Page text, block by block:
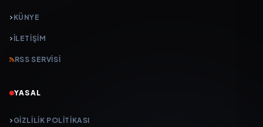
KÜNYE
İLETIŞIM
RSS SERVISI
YASAL
GIZLILIK POLITIKASI